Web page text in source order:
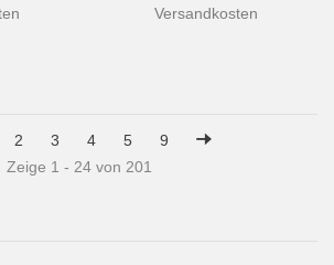
Versandkosten
2 3 4 5
9
Zeige 1 - 24 von 201